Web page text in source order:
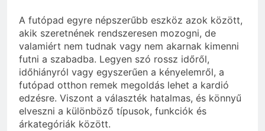
A futópad egyre népszerűbb eszköz azok között,
akik szeretnének rendszeresen mozogni, de
valamiért nem tudnak vagy nem akarnak kimenni
futni a szabadba. Legyen szó rossz időről,
időhiányról vagy egyszerűen a kényelemről, a
futópad otthon remek megoldás lehet a kardió
edzésre. Viszont a választék hatalmas, és könnyű
elveszni a különböző típusok, funkciók és
árkategóriák között.